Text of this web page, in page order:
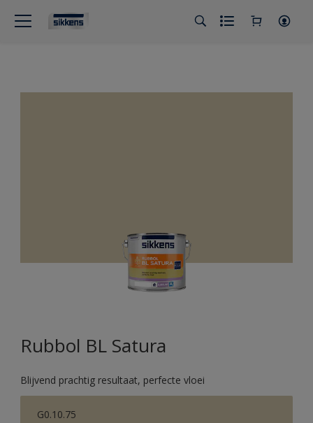
Rubbol BL Satura
Blijvend prachtig resultaat, perfecte vloei
G0.10.75